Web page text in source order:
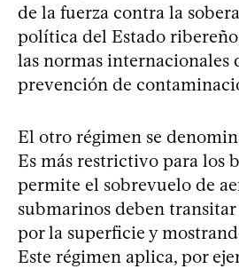
de la fuerza contra la
política del Estado
las normas internacionales
prevención de
El otro régimen se
Es más restrictivo para los
permite el sobrevuelo de
submarinos deben
por la superficie y
Este régimen aplica, por